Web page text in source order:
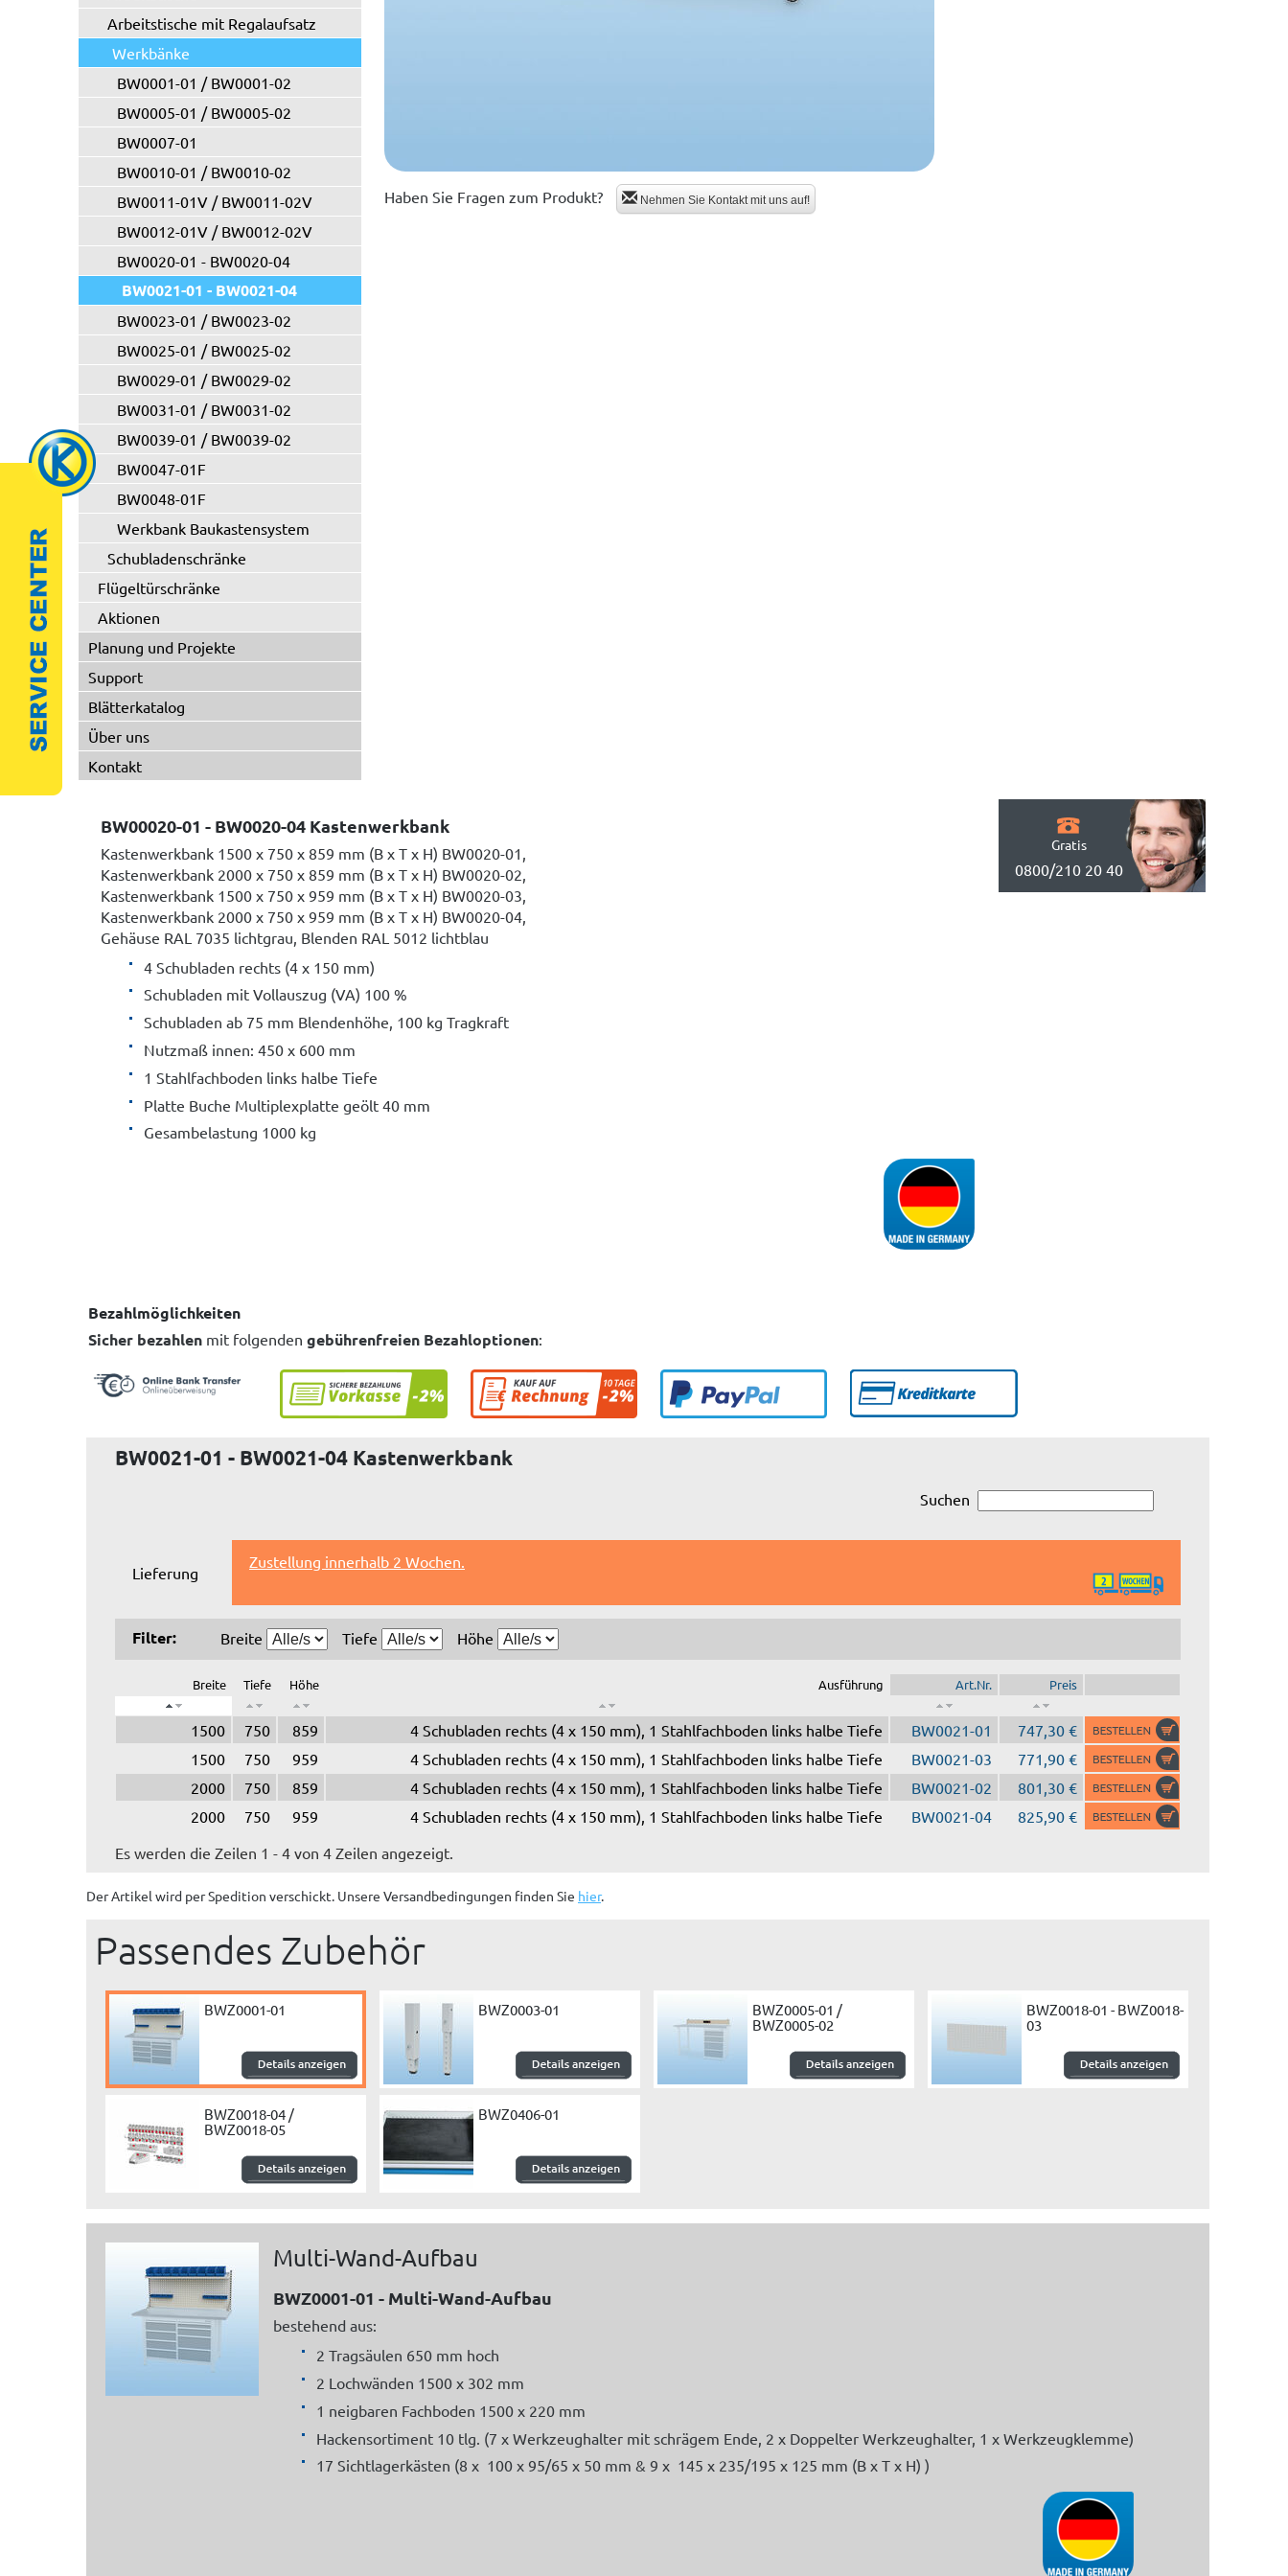
Arbeitstische mit Regalaufsatz
Werkbänke
BW0001-01 / BW0001-02
BW0005-01 / BW0005-02
BW0007-01
BW0010-01 / BW0010-02
BW0011-01V / BW0011-02V
BW0012-01V / BW0012-02V
BW0020-01 - BW0020-04
BW0021-01 - BW0021-04
BW0023-01 / BW0023-02
BW0025-01 / BW0025-02
BW0029-01 / BW0029-02
BW0031-01 / BW0031-02
BW0039-01 / BW0039-02
BW0047-01F
BW0048-01F
Werkbank Baukastensystem
Schubladenschränke
Flügeltürschränke
Aktionen
Planung und Projekte
Support
Blätterkatalog
Über uns
Kontakt
Haben Sie Fragen zum Produkt? Nehmen Sie Kontakt mit uns auf!
BW00020-01 - BW0020-04 Kastenwerkbank
Kastenwerkbank 1500 x 750 x 859 mm (B x T x H) BW0020-01,
Kastenwerkbank 2000 x 750 x 859 mm (B x T x H) BW0020-02,
Kastenwerkbank 1500 x 750 x 959 mm (B x T x H) BW0020-03,
Kastenwerkbank 2000 x 750 x 959 mm (B x T x H) BW0020-04,
Gehäuse RAL 7035 lichtgrau, Blenden RAL 5012 lichtblau
4 Schubladen rechts (4 x 150 mm)
Schubladen mit Vollauszug (VA) 100 %
Schubladen ab 75 mm Blendenhöhe, 100 kg Tragkraft
Nutzmaß innen: 450 x 600 mm
1 Stahlfachboden links halbe Tiefe
Platte Buche Multiplexplatte geölt 40 mm
Gesambelastung 1000 kg
Gratis
0800/210 20 40
Bezahlmöglichkeiten
Sicher bezahlen mit folgenden gebührenfreien Bezahloptionen:
BW0021-01 - BW0021-04 Kastenwerkbank
Suchen
Lieferung
Zustellung innerhalb 2 Wochen.
Filter: Breite Tiefe Höhe
Breite Tiefe Höhe Ausführung Art.Nr. Preis
1500 750 859 4 Schubladen rechts (4 x 150 mm), 1 Stahlfachboden links halbe Tiefe BW0021-01
747,30 €
1500
750 959 4 Schubladen rechts (4 x 150 mm), 1 Stahlfachboden links halbe Tiefe BW0021-03
771,90 €
2000
750 859 4 Schubladen rechts (4 x 150 mm), 1 Stahlfachboden links halbe Tiefe BW0021-02
801,30 €
2000
750 959 4 Schubladen rechts (4 x 150 mm), 1 Stahlfachboden links halbe Tiefe BW0021-04
825,90 €
Es werden die Zeilen 1 - 4 von 4 Zeilen angezeigt.
Der Artikel wird per Spedition verschickt. Unsere Versandbedingungen finden Sie hier.
Passendes Zubehör
BWZ0001-01 BWZ0003-01
BWZ0005-01 /
BWZ0005-02
BWZ0018-01 - BWZ0018-
03
BWZ0018-04 /
BWZ0018-05
BWZ0406-01
Multi-Wand-Aufbau
BWZ0001-01 - Multi-Wand-Aufbau
bestehend aus:
2 Tragsäulen 650 mm hoch
2 Lochwänden 1500 x 302 mm
1 neigbaren Fachboden 1500 x 220 mm
Hackensortiment 10 tlg. (7 x Werkzeughalter mit schrägem Ende, 2 x Doppelter Werkzeughalter, 1 x Werkzeugklemme)
17 Sichtlagerkästen (8 x 100 x 95/65 x 50 mm & 9 x 145 x 235/195 x 125 mm (B x T x H) )